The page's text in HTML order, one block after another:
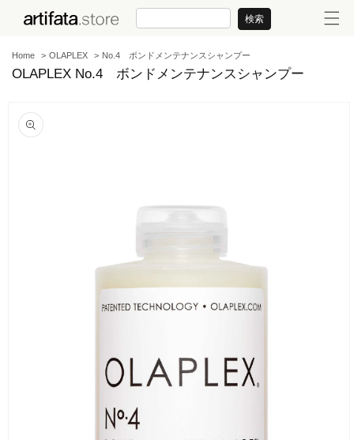
コンテンツに進む 検索
Home OLAPLEX No.4 ボンドメンテナンスシャンプー
OLAPLEX No.4 ボンドメンテナンスシャンプー
商品情報にスキップ